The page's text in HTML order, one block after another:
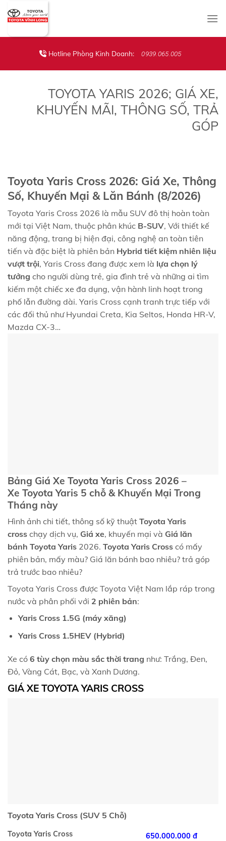
Hotline Phòng Kinh Doanh: 0939.065.005
TOYOTA YARIS 2026; GIÁ XE,
KHUYẾN MÃI, THÔNG SỐ, TRẢ
GÓP
Toyota Yaris Cross 2026: Giá Xe, Thông
Số, Khuyến Mại & Lăn Bánh (8/2026)
Toyota Yaris Cross 2026 là mẫu SUV đô thị hoàn toàn
mới tại Việt Nam, thuộc phân khúc B-SUV, Với thiết kế
năng động, trang bị hiện đại, công nghệ an toàn tiên
tiến và đặc biệt là phiên bản Hybrid tiết kiệm nhiên liệu
vượt trội, Yaris Cross đang được xem là lựa chọn lý
tưởng cho người dùng trẻ, gia đình trẻ và những ai tìm
kiếm một chiếc xe đa dụng, vận hành linh hoạt trong
phố lẫn đường dài. Yaris Cross cạnh tranh trực tiếp với
các đối thủ như Hyundai Creta, Kia Seltos, Honda HR-V,
Mazda CX-3…
Bảng Giá Xe Toyota Yaris Cross 2026 –
Xe Toyota Yaris 5 chỗ & Khuyến Mại Trong
Tháng này
Hình ảnh chi tiết, thông số kỹ thuật Toyota Yaris
cross chạy dịch vụ, Giá xe, khuyến mại và Giá lăn
bánh Toyota Yaris 2026. Toyota Yaris Cross có mấy
phiên bản, mấy màu? Giá lăn bánh bao nhiêu? trả góp
trả trước bao nhiêu?
Toyota Yaris Cross được Toyota Việt Nam lắp ráp trong
nước và phân phối với 2 phiên bản:
Yaris Cross 1.5G (máy xăng)
Yaris Cross 1.5HEV (Hybrid)
Xe có 6 tùy chọn màu sắc thời trang như: Trắng, Đen,
Đỏ, Vàng Cát, Bạc, và Xanh Dương.
GIÁ XE TOYOTA YARIS CROSS
Toyota Yaris Cross (SUV 5 Chỗ)
Toyota Yaris Cross 650.000.000 đ